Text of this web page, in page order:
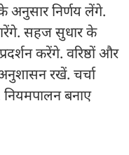
अनुसार निर्णय लेंगे.
सहज सुधार के
करेंगे. वरिष्ठों और
रखें. चर्चा
बनाए